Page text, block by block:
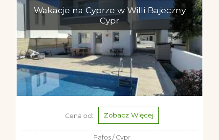
Cypryjskie plaże zapraszają
więcej
Wakacje na Cyprze w Willi Bajeczny
Cypr
Cena od: Zobacz Więcej
Pafos / Cypr